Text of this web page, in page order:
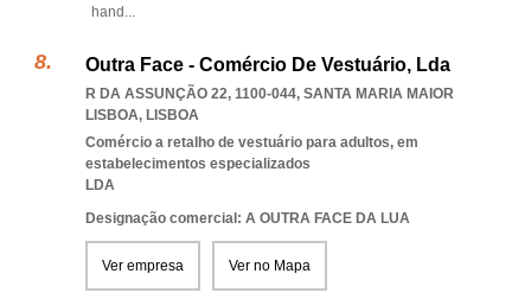
hand ...
Outra Face - Comércio De Vestuário, Lda
R DA ASSUNÇÃO 22, 1100-044, SANTA MARIA MAIOR
LISBOA, LISBOA
Comércio a retalho de vestuário para adultos, em
estabelecimentos especializados
LDA
Designação comercial: A OUTRA FACE DA LUA
Ver empresa Ver no Mapa